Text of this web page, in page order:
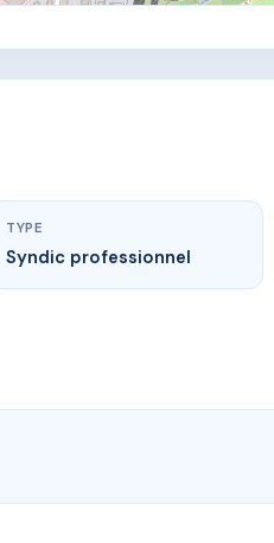
TYPE
Syndic professionnel